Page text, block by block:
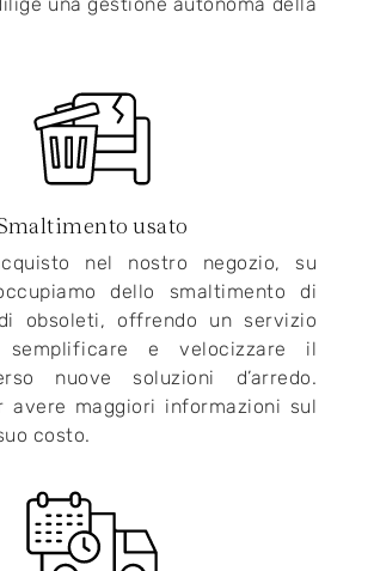
una gestione autonoma della
usato
nel nostro negozio, su
dello smaltimento di
obsoleti, offrendo un servizio
semplificare e velocizzare il
nuove soluzioni d’arredo.
avere maggiori informazioni sul
costo.